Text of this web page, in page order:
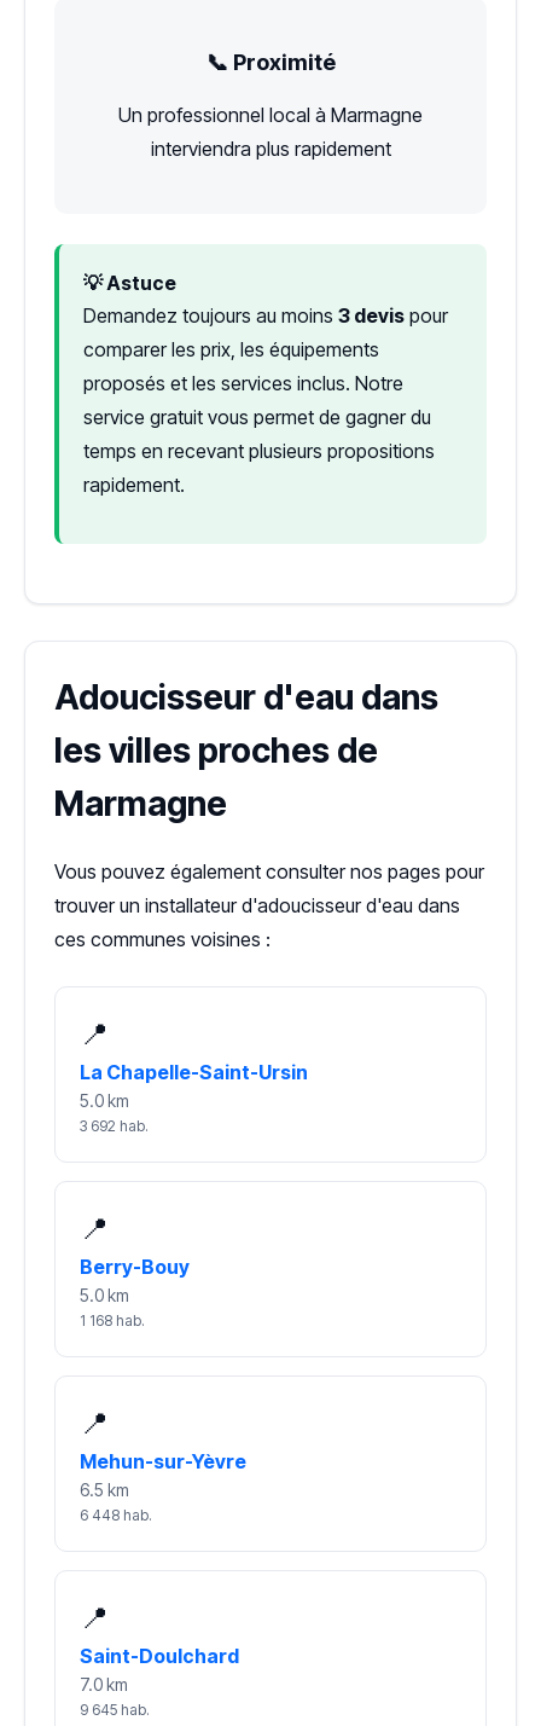
📞 Proximité
Un professionnel local à Marmagne
interviendra plus rapidement
💡 Astuce
Demandez toujours au moins 3 devis pour
comparer les prix, les équipements
proposés et les services inclus. Notre
service gratuit vous permet de gagner du
temps en recevant plusieurs propositions
rapidement.
Adoucisseur d'eau dans
les villes proches de
Marmagne
Vous pouvez également consulter nos pages pour
trouver un installateur d'adoucisseur d'eau dans
ces communes voisines :
📍
La Chapelle-Saint-Ursin
5.0 km
3 692 hab.
📍
Berry-Bouy
5.0 km
1 168 hab.
📍
Mehun-sur-Yèvre
6.5 km
6 448 hab.
📍
Saint-Doulchard
7.0 km
9 645 hab.